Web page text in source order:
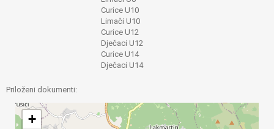
Curice U10
Limači U10
Curice U12
Dječaci U12
Curice U14
Dječaci U14
Priloženi dokumenti:
+